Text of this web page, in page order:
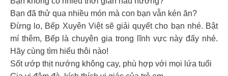
Bạn đã thử qua nhiều món mà con bạn vẫn kén ăn?
Đừng lo, Bếp Xuyên Việt sẽ giải quyết cho bạn nhé. Bật
mí thêm, Bếp là chuyên gia trong lĩnh vực này đấy nhé.
Hãy cùng tìm hiểu thôi nào!
Sốt ướp thịt nướng không cay, phù hợp với mọi lứa tuổi